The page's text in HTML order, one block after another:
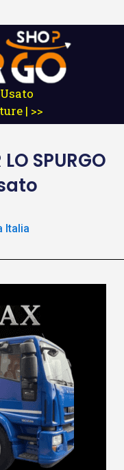
| >>
LO SPURGO
Italia